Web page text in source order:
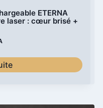
ETERNA
laser : cœur brisé +